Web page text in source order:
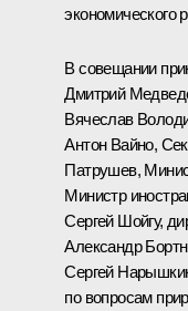
экономического
В совещании
Дмитрий
Вячеслав
Антон Вайно,
Патрушев,
Министр
Сергей Шойгу,
Александр
Сергей
по вопросам